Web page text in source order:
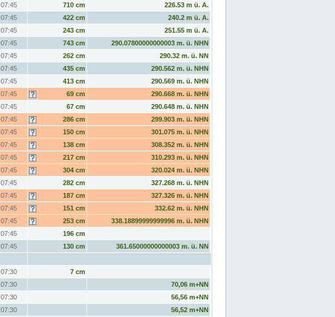
07:45 710 cm
226.53 m ü. A.
07:45 422 cm
240.2 m ü. A.
07:45 243 cm
251.55 m ü. A.
07:45 743 cm
290.07800000000003 m. ü. NHN
07:45 262 cm
290.32 m. ü. NN
07:45 435 cm
290.562 m. ü. NHN
07:45 413 cm
290.569 m. ü. NHN
07:45 69 cm
290.668 m. ü. NHN
07:45 67 cm
290.648 m. ü. NHN
07:45 286 cm
299.903 m. ü. NHN
07:45 150 cm
301.075 m. ü. NHN
07:45 138 cm
308.352 m. ü. NHN
07:45 217 cm
310.293 m. ü. NHN
07:45 304 cm
320.024 m. ü. NHN
07:45 282 cm
327.268 m. ü. NHN
07:45 187 cm
327.326 m. ü. NHN
07:45 151 cm
332.62 m. ü. NHN
07:45 253 cm
338.18899999999996 m. ü. NHN
07:45
196 cm
07:45 130 cm
361.65000000000003 m. ü. NN
07:30
7 cm
07:30
70,06 m+NN
07:30
56,56 m+NN
07:30
56,52 m+NN